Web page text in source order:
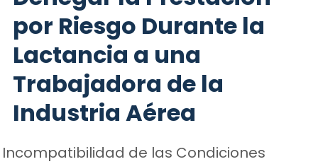
por Riesgo Durante la
Lactancia a una
Trabajadora de la
Industria Aérea
Incompatibilidad de las Condiciones